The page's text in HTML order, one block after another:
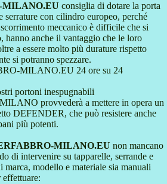
MILANO.EU consiglia di dotare la porta
serrature con cilindro europeo, perché
scorrimento meccanico è difficile che si
hanno anche il vantaggio che le loro
a essere molto più durature rispetto
si potranno spezzare.
MILANO.EU 24 ore su 24
portoni inespugnabili
provvederà a mettere in opera un
DEFENDER, che può resistere anche
più potenti.
MILANO.EU non mancano
di intervenire su tapparelle, serrande e
marca, modello e materiale sia manuali
effettuare: